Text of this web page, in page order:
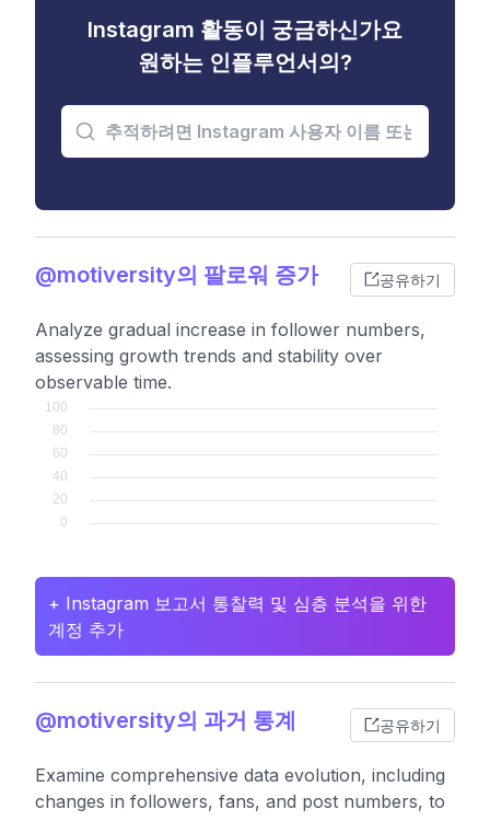
Instagram 활동이 궁금하신가요
원하는 인플루언서의?
@motiversity의 팔로워 증가 공유하기
Analyze gradual increase in follower numbers,
assessing growth trends and stability over
observable time.
+ Instagram 보고서 통찰력 및 심층 분석을 위한
계정 추가
@motiversity의 과거 통계 공유하기
Examine comprehensive data evolution, including
changes in followers, fans, and post numbers, to